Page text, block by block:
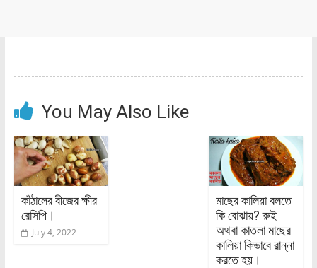
You May Also Like
কাঁঠালের বীজের ক্ষীর
রেসিপি।
July 4, 2022
মাছের কালিয়া বলতে
কি বোঝায়? রুই
অথবা কাতলা মাছের
কালিয়া কিভাবে রান্না
করতে হয়।